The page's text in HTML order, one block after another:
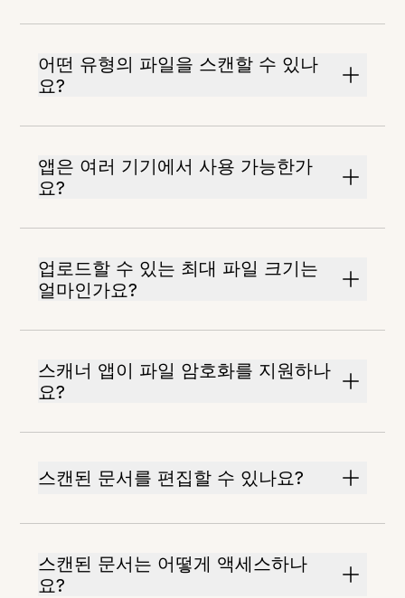
어떤 유형의 파일을 스캔할 수 있나
요?
앱은 여러 기기에서 사용 가능한가
요?
업로드할 수 있는 최대 파일 크기는
얼마인가요?
스캐너 앱이 파일 암호화를 지원하나
요?
스캔된 문서를 편집할 수 있나요?
스캔된 문서는 어떻게 액세스하나
요?